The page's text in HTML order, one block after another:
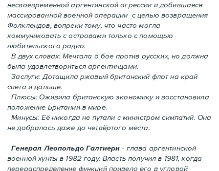
несвоевременной аргентинской агрессии и добившаяся
массированной военной операции с целью возвращения
Фолклендов, вопреки тому, что часто могла
коммуниковать с островами только с помощью
любительского радио.
В двух словах: Мечтала о бое против русских, но должна
была удовлетвориться аргентинцами.
Заслуги: Дотащила ржавый британский флот на край
света и дальше.
Плюсы: Оживила британскую экономику и восстановила
положение Британии в мире.
Минусы: Её никогда не путали с министром симпатий. Oнa
не добралась даже до четвёртого места.
Генерал Леопольдо Галтиери - глава аргентинской
военной хунты в 1982 году. Власть получил в 1981, когда
перераспределение функций привело его в угловой